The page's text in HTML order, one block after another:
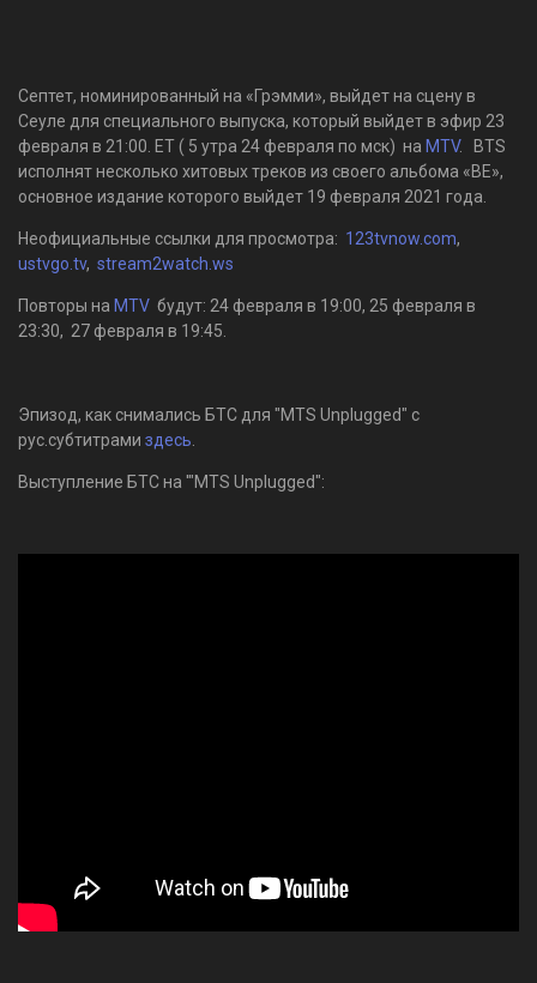
Септет, номинированный на «Грэмми», выйдет на сцену в
Сеуле для специального выпуска, который выйдет в эфир 23
февраля в 21:00. ET ( 5 утра 24 февраля по мск) на MTV. BTS
исполнят несколько хитовых треков из своего альбома «BE»,
основное издание которого выйдет 19 февраля 2021 года.
Неофициальные ссылки для просмотра: 123tvnow.com,
ustvgo.tv, stream2watch.ws
Повторы на MTV будут: 24 февраля в 19:00, 25 февраля в
23:30, 27 февраля в 19:45.
Эпизод, как снимались БТС для "MTS Unplugged" с
рус.субтитрами здесь
Выступление БТС на '"MTS Unplugged":